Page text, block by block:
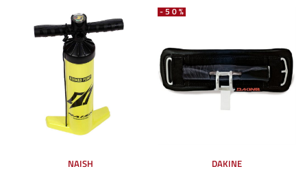
NAISH
-50%
DAKINE